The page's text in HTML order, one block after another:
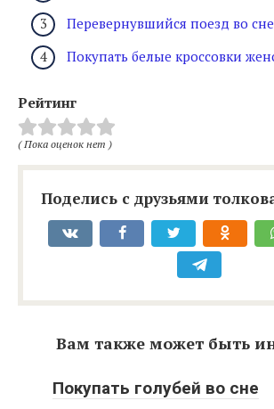
Перевернувшийся поезд во сне
Покупать белые кроссовки
Рейтинг
( Пока оценок нет )
Поделись с друзьями
Вам также может быть
Покупать голубей во сне